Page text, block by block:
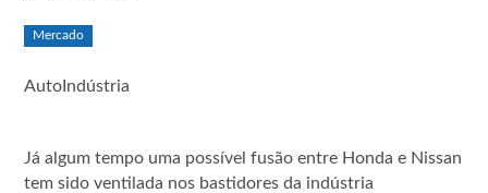
Mercado
AutoIndústria
Já algum tempo uma possível fusão entre Honda e Nissan
tem sido ventilada nos bastidores da indústria